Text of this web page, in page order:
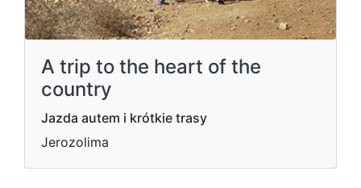
A trip to the heart of the
country
Jazda autem i krótkie trasy
Jerozolima